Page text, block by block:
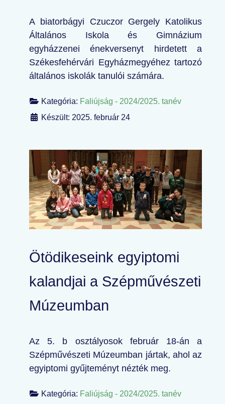
A biatorbágyi Czuczor Gergely Katolikus
Általános Iskola és Gimnázium
egyházzenei énekversenyt hirdetett a
Székesfehérvári Egyházmegyéhez tartozó
általános iskolák tanulói számára.
Kategória: Faliújság - 2024/2025. tanév
Készült: 2025. február 24
Ötödikeseink egyiptomi
kalandjai a Szépművészeti
Múzeumban
Az 5. b osztályosok február 18-án a
Szépművészeti Múzeumban jártak, ahol az
egyiptomi gyűjteményt nézték meg.
Kategória: Faliújság - 2024/2025. tanév